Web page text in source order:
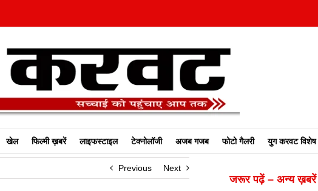
खेल फिल्‍मी ख़बरें लाइफस्टाइल टेक्नोलॉजी अजब गजब फोटो गैलरी युग करवट विशेष
Previous Next
जरूर पढ़ें – अन्य ख़बरें